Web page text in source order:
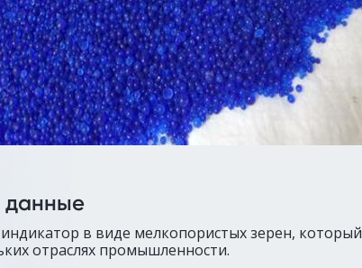
данные
в виде мелкопористых зерен, который
отраслях промышленности.